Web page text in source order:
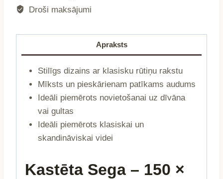
150x200
749698
daudzums
Droši maksājumi
Apraksts
Stilīgs dizains ar klasisku rūtiņu rakstu
Mīksts un pieskārienam patīkams audums
Ideāli piemērots novietošanai uz dīvāna
vai gultas
Ideāli piemērots klasiskai un
skandināviskai videi
Kastēta Sega – 150 ×